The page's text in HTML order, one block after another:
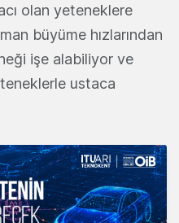
olan yeteneklere
büyüme hızlarından
işe alabiliyor ve
ustaca